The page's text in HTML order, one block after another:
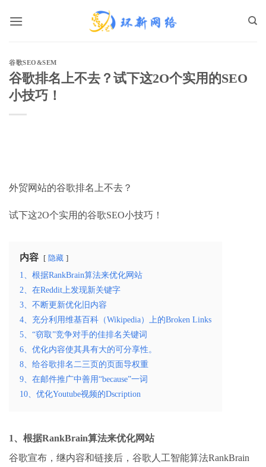
谷歌SEO&SEM
谷歌排名上不去？试下这2O个实用的SEO
小技巧！
外贸网站的谷歌排名上不去？
试下这2O个实用的谷歌SEO小技巧！
内容 隐藏
1、根据RankBrain算法来优化网站
2、在Reddit上发现新关键字
3、不断更新优化旧内容
4、充分利用维基百科（Wikipedia）上的Broken Links
5、“窃取”竞争对手的佳排名关键词
6、优化内容使其具有大的可分享性。
8、给谷歌排名二三页的页面导权重
9、在邮件推广中善用“because”一词
10、优化Youtube视频的Dscription
1、根据RankBrain算法来优化网站
谷歌宣布，继内容和链接后，谷歌人工智能算法RankBrain